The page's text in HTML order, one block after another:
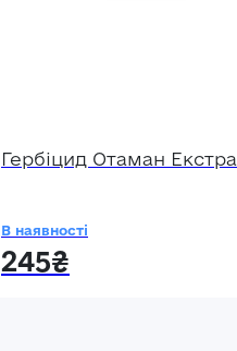
Гербіцид Отаман Екстра
В наявності
245₴